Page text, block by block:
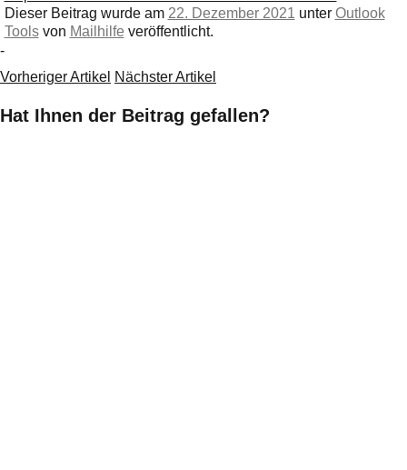
Dieser Beitrag wurde am 22. Dezember 2021 unter Outlook
Tools von Mailhilfe veröffentlicht.
-
Vorheriger Artikel Nächster Artikel
Hat Ihnen der Beitrag gefallen?